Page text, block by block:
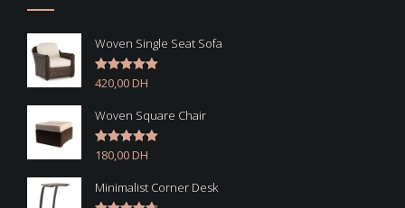
Woven Single Seat Sofa
Note5.00
sur 5
420,00DH
Woven Square Chair
Note5.00
sur 5
180,00DH
Minimalist Corner Desk